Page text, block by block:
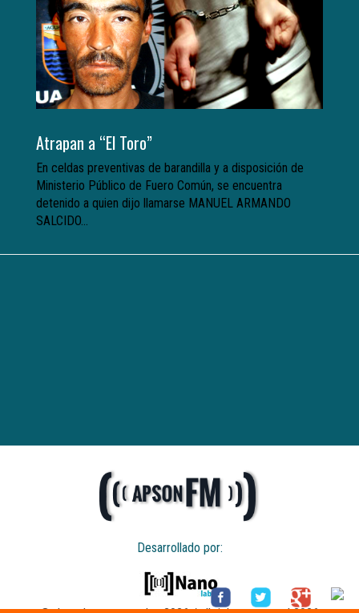
Atrapan a “El Toro”
En celdas preventivas de barandilla y a disposición de
Ministerio Público de Fuero Común, se encuentra
detenido a quien dijo llamarse MANUEL ARMANDO
SALCIDO...
Desarrollado por: